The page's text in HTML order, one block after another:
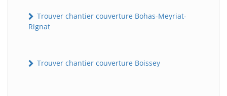
Trouver chantier couverture Bohas-Meyriat-
Rignat
Trouver chantier couverture Boissey